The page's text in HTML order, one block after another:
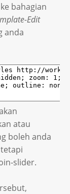
bahagian
Edit
anda
atau
boleh anda
slider.